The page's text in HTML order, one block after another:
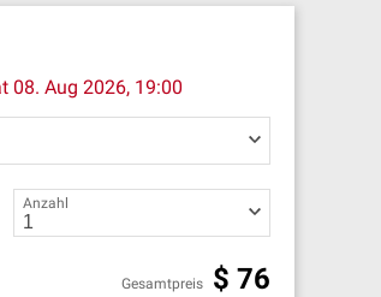
08. Aug 2026, 19:00
Anzahl
Gesamtpreis $ 76